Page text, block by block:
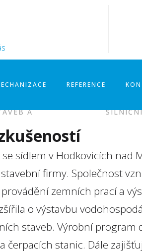
REFERENCE
A
se sídlem v Hodkovicích nad
firmy. Společnost
zemních prací a
o výstavbu
staveb. Výrobní
čerpacích stanic. Dále